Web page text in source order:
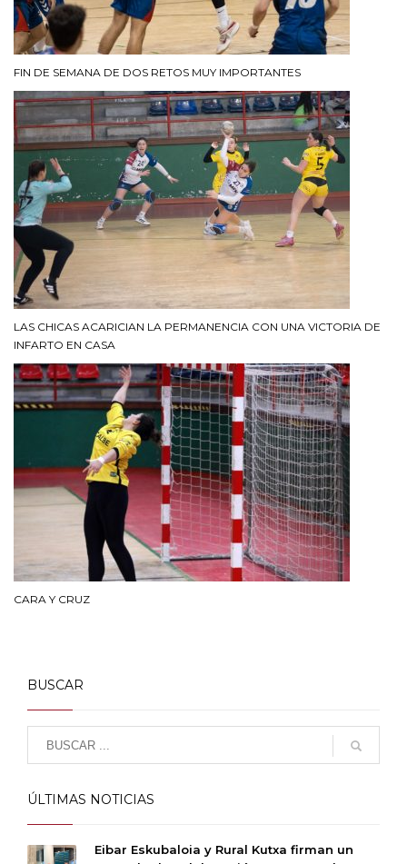
FIN DE SEMANA DE DOS RETOS MUY IMPORTANTES
LAS CHICAS ACARICIAN LA PERMANENCIA CON UNA VICTORIA DE
INFARTO EN CASA
CARA Y CRUZ
BUSCAR
ÚLTIMAS NOTICIAS
Eibar Eskubaloia y Rural Kutxa firman un